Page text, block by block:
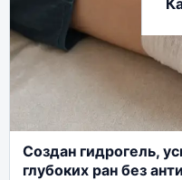
Создан гидрогель,
глубоких ран без